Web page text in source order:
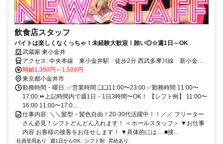
飲食店スタッフ
バイトは楽しくなくっちゃ！未経験大歓迎！賄い◎☆週1日～OK
武蔵家 東小金井
アクセス: 中央本線 東小金井駅 徒歩2分 西武多摩川線 新小金井
駅 徒歩8分 中央本線 武蔵境駅 車7分東京都足立区加平1-22-11
自転車・バイク通勤OK！
時給1,350円～1,500円
東京都小金井市
勤務時間・曜日: ✅営業時間 ❏❏11:00〜23:00 ✅勤務時間 11:00〜
17:00 ⏩上記時間内で週1日・1日3時間〜OK！ 【シフト例】 11:00〜
16:00 11:00〜17:0...
仕事内容: ＼＼髪型・髪色自由！20-30代活躍中！！／／ フリーター
さん必見！シフトどんどん入れます！ ＜ホールスタッフ＞ ▼お仕事
内容 お客様の接客をお任せします！ ▼具体的には… ■接...
社員登用あり 週1日からOK シフト制 昇給あり